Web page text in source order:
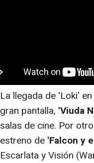
La llegada de 'Loki'
gran pantalla, 'Viuda
salas de cine. Por
estreno de 'Falcon y
Escarlata y Visión